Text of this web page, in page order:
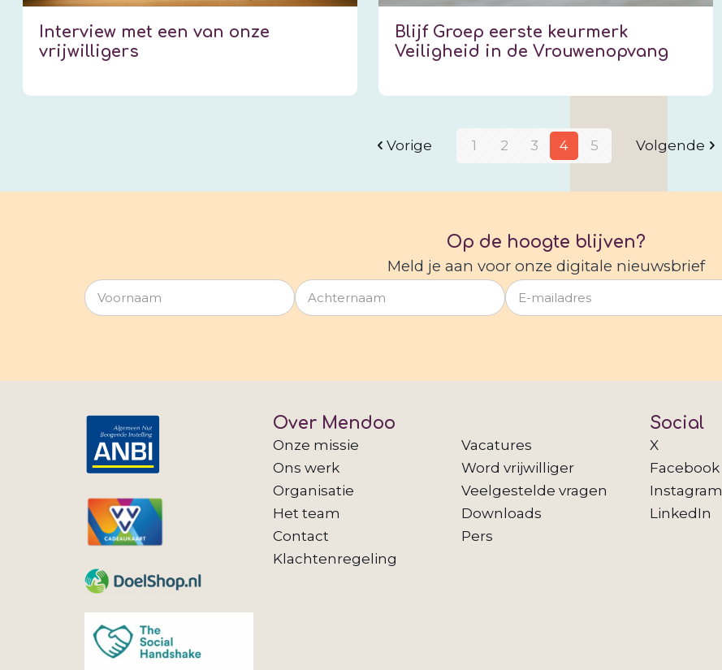
Interview met een van onze
vrijwilligers
Blijf Groep eerste keurmerk
Veiligheid in de Vrouwenopvang
Vorige 1 2 3 4 5 Volgende
Op de hoogte blijven?
Meld je aan voor onze digitale nieuwsbrief
Over Mendoo
Onze missie
Ons werk
Organisatie
Het team
Contact
Klachtenregeling
Vacatures
Word vrijwilliger
Veelgestelde vragen
Downloads
Pers
Social
X
Facebook
Instagram
LinkedIn